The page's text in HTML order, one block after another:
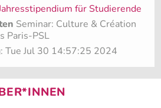
für Studierende
Seminar: Culture & Création
Paris-PSL
Tue Jul 30 14:57:25 2024